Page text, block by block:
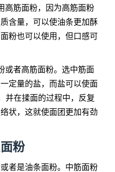
高筋面粉，因为高筋面粉
含量，可以使油条更加酥
粉也可以使用，但口感可
或者高筋面粉。选中筋面
定量的盐，而盐可以使面
并在揉面的过程中，反复
状，这就使面团更加有劲
粉
者是油条面粉。中筋面粉